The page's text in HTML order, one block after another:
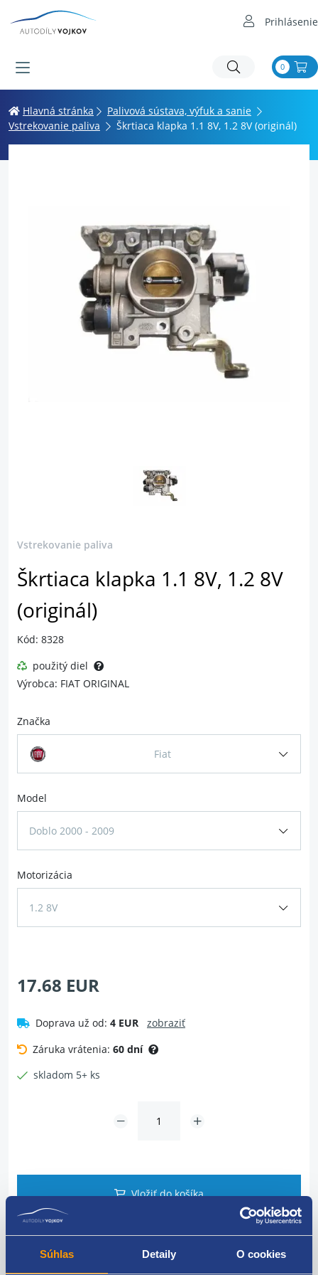
Súhlas Detaily O cookies
Prihlásenie
0
Hlavná stránka
Palivová sústava, výfuk a sanie
Vstrekovanie paliva
Škrtiaca klapka 1.1 8V, 1.2 8V (originál)
Vstrekovanie paliva
Škrtiaca klapka 1.1 8V, 1.2 8V
(originál)
Kód: 8328
použitý diel
Výrobca: FIAT ORIGINAL
Značka
Fiat
Model
Doblo 2000 - 2009
Motorizácia
1.2 8V
17.68 EUR
Doprava už od: 4 EUR
zobraziť
Záruka vrátenia: 60 dní
skladom 5+ ks
Vložiť do košíka